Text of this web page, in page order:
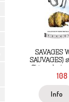
SAVAGES
SAUVAGES)
Stämpelset
Info